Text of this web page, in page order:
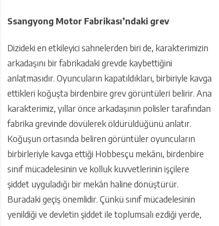
Ssangyong Motor Fabrikası’ndaki grev
Dizideki en etkileyici sahnelerden biri de, karakterimizin
arkadaşını bir fabrikadaki grevde kaybettiğini
anlatmasıdır. Oyuncuların kapatıldıkları, birbiriyle kavga
ettikleri koğuşta birdenbire grev görüntüleri belirir. Ana
karakterimiz, yıllar önce arkadaşının polisler tarafından
fabrika grevinde dövülerek öldürüldüğünü anlatır.
Koğuşun ortasında beliren görüntüler oyuncuların
birbirleriyle kavga ettiği Hobbesçu mekânı, birdenbire
sınıf mücadelesinin ve kolluk kuvvetlerinin işçilere
şiddet uyguladığı bir mekân haline dönüştürür.
Buradaki geçiş önemlidir. Çünkü sınıf mücadelesinin
yenildiği ve devletin şiddet ile toplumsalı ezdiği yerde,